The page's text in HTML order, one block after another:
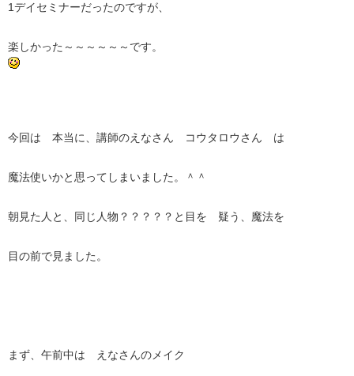
1デイセミナーだったのですが、
楽しかった～～～～～～です。
今回は 本当に、講師のえなさん コウタロウさん は
魔法使いかと思ってしまいました。＾＾
朝見た人と、同じ人物？？？？？と目を 疑う、魔法を
目の前で見ました。
まず、午前中は えなさんのメイク